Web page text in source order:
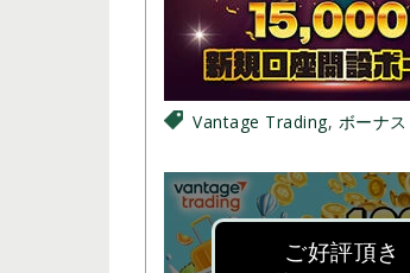
Vantage Trading, ボーナス
ご好評頂き